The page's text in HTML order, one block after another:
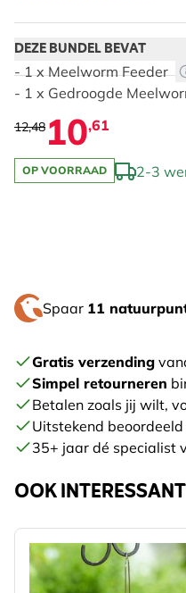
DEZE BUNDEL BEVAT
- 1 x Meelworm Feeder
- 1 x Gedroogde
12,48 10,61
OP VOORRAAD
2-3
Spaar 11
Gratis verzending
Simpel retourneren
Betalen zoals jij wilt,
Uitstekend
35+ jaar dé specialist
OOK INTERESSANT